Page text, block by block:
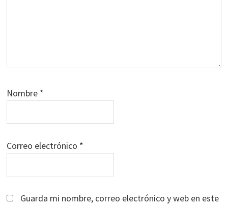
Nombre *
Correo electrónico *
Guarda mi nombre, correo electrónico y web en este